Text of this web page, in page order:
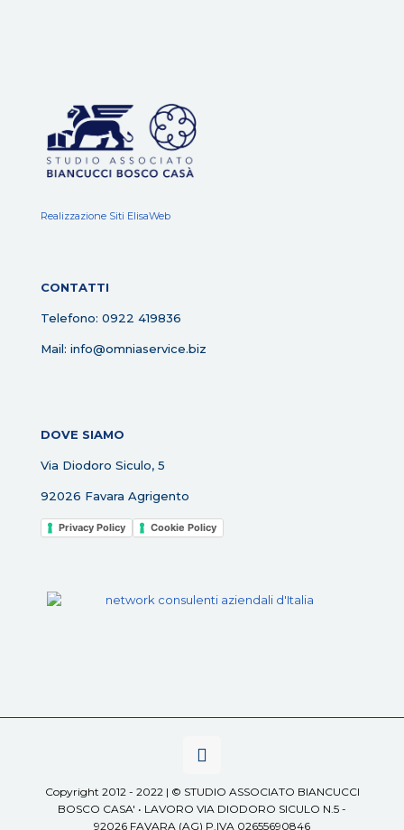
Realizzazione Siti ElisaWeb
CONTATTI
Telefono: 0922 419836
Mail: info@omniaservice.biz
DOVE SIAMO
Via Diodoro Siculo, 5
92026 Favara Agrigento
Privacy Policy Cookie Policy
Copyright 2012 - 2022 | © STUDIO ASSOCIATO BIANCUCCI
BOSCO CASA' • LAVORO VIA DIODORO SICULO N.5 -
92026 FAVARA (AG) P.IVA 02655690846